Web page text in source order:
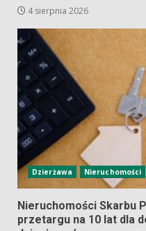
4 sierpnia 2026
Dzierżawa Nieruchomości
Nieruchomości Skarbu
przetargu na 10 lat dla